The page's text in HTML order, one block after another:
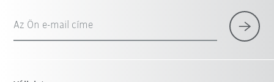
Az Ön e-mail címe